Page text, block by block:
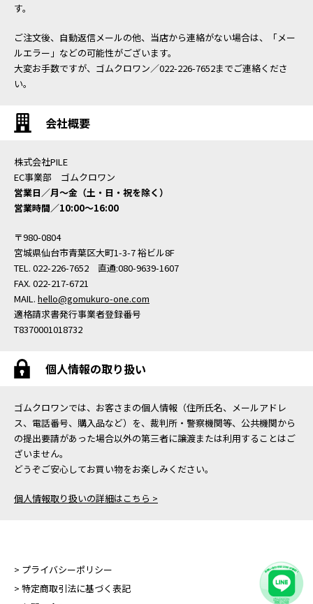
す。
ご注文後、自動返信メールの他、当店から連絡がない場合は、「メー
ルエラー」などの可能性がございます。
大変お手数ですが、ゴムクロワン／022-226-7652までご連絡くださ
い。
会社概要
株式会社PILE
EC事業部 ゴムクロワン
営業日／月〜金（土・日・祝を除く）
営業時間／10:00〜16:00
〒980-0804
宮城県仙台市青葉区大町1-3-7 裕ビル8F
TEL. 022-226-7652 直通:080-9639-1607
FAX. 022-217-6721
MAIL. hello@gomukuro-one.com
適格請求書発行事業者登録番号
T8370001018732
個人情報の取り扱い
ゴムクロワンでは、お客さまの個人情報（住所氏名、メールアドレ
ス、電話番号、購入品など）を、裁判所・警察機関等、公共機関から
の提出要請があった場合以外の第三者に譲渡または利用することはご
ざいません。
どうぞご安心してお買い物をお楽しみください。
個人情報取り扱いの詳細はこちら >
> プライバシーポリシー
> 特定商取引法に基づく表記